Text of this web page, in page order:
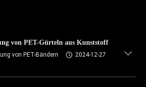
von PET-Gürteln aus Kunststoff
von PET-Bändern
2024-12-27